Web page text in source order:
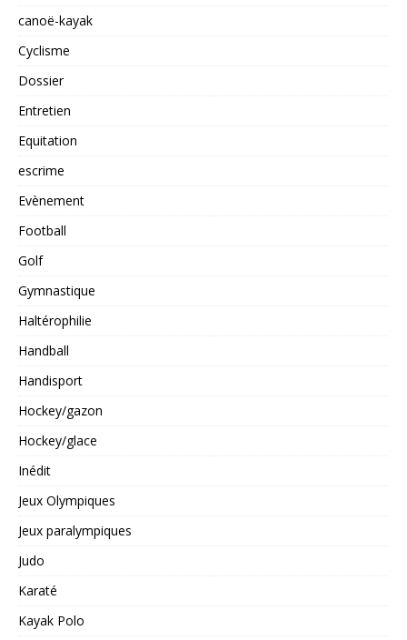
canoë-kayak
Cyclisme
Dossier
Entretien
Equitation
escrime
Evènement
Football
Golf
Gymnastique
Haltérophilie
Handball
Handisport
Hockey/gazon
Hockey/glace
Inédit
Jeux Olympiques
Jeux paralympiques
Judo
Karaté
Kayak Polo